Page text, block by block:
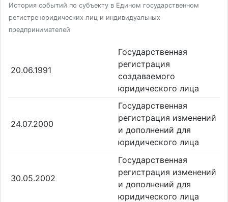
История событий по субъекту в Едином государственном
регистре юридических лиц и индивидуальных
предпринимателей
20.06.1991
Государственная
регистрация
создаваемого
юридического лица
24.07.2000
Государственная
регистрация изменений
и дополнений для
юридического лица
30.05.2002
Государственная
регистрация изменений
и дополнений для
юридического лица